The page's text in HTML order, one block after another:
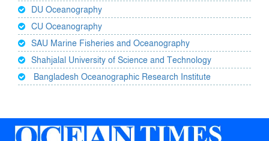
DU Oceanography
CU Oceanography
SAU Marine Fisheries and Oceanography
Shahjalal University of Science and Technology
Bangladesh Oceanographic Research Institute